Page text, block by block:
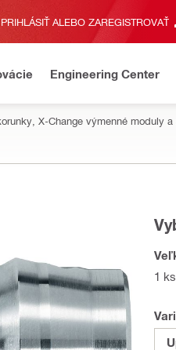
PRIHLÁSIŤ ALEBO ZAREGISTROVAŤ
Engineering Center
X-Change výmenné moduly
1 ks